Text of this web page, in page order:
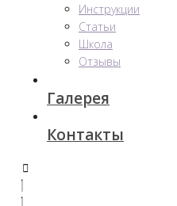
Инструкции
Статьи
Школа
Отзывы
Галерея
Контакты